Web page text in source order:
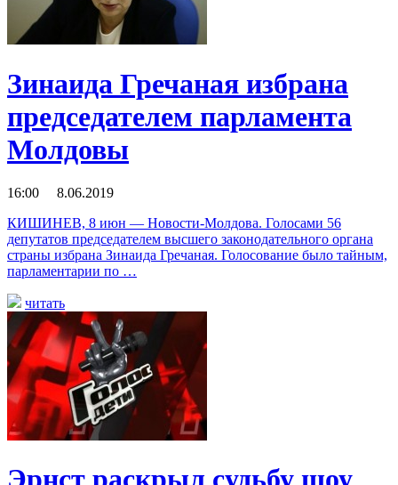
Зинаида Гречаная избрана
председателем парламента
Молдовы
16:00 8.06.2019
КИШИНЕВ, 8 июн — Новости-Молдова. Голосами 56
депутатов председателем высшего законодательного органа
страны избрана Зинаида Гречаная. Голосование было тайным,
парламентарии по …
читать